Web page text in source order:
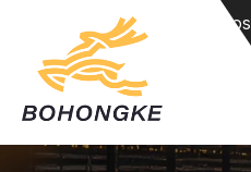
Sobre Nosotros